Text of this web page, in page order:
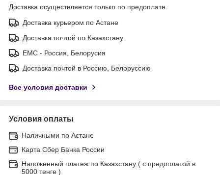
Доставка осуществляется только по предоплате.
Доставка курьером по Астане
Доставка почтой по Казахстану
ЕМС - Россия, Белорусия
Доставка почтой в Россию, Белоруссию
Все условия доставки
Условия оплаты
Наличными по Астане
Карта Сбер Банка России
Наложенный платеж по Казахстану ( с предоплатой в
5000 тенге )